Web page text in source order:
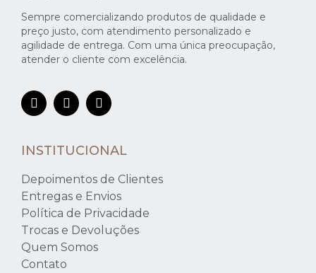
Sempre comercializando produtos de qualidade e
preço justo, com atendimento personalizado e
agilidade de entrega. Com uma única preocupação,
atender o cliente com excelência.
INSTITUCIONAL
Depoimentos de Clientes
Entregas e Envios
Política de Privacidade
Trocas e Devoluções
Quem Somos
Contato